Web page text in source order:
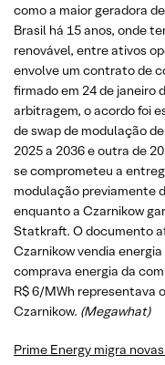
como a maior geradora
Brasil há 15 anos, onde
renovável, entre ativos
envolve um contrato de
firmado em 24 de janeiro
arbitragem, o acordo foi
de swap de modulação
2025 a 2036 e outra de
se comprometeu a
modulação previamente
enquanto a Czarnikow
Statkraft. O documento
Czarnikow vendia
comprava energia da
R$ 6/MWh representava
Czarnikow. (Megawhat)
Prime Energy migra